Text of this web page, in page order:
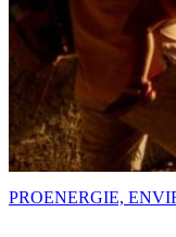
PROENERGIE,